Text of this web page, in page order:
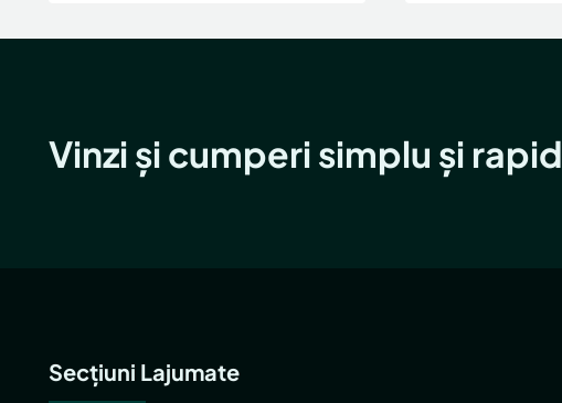
Vinzi și cumperi simplu și rapid
Secțiuni Lajumate